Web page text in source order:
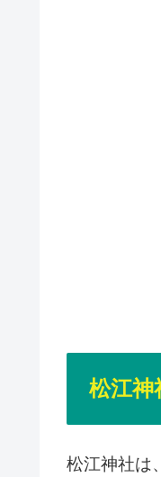
松江神
松江神社は